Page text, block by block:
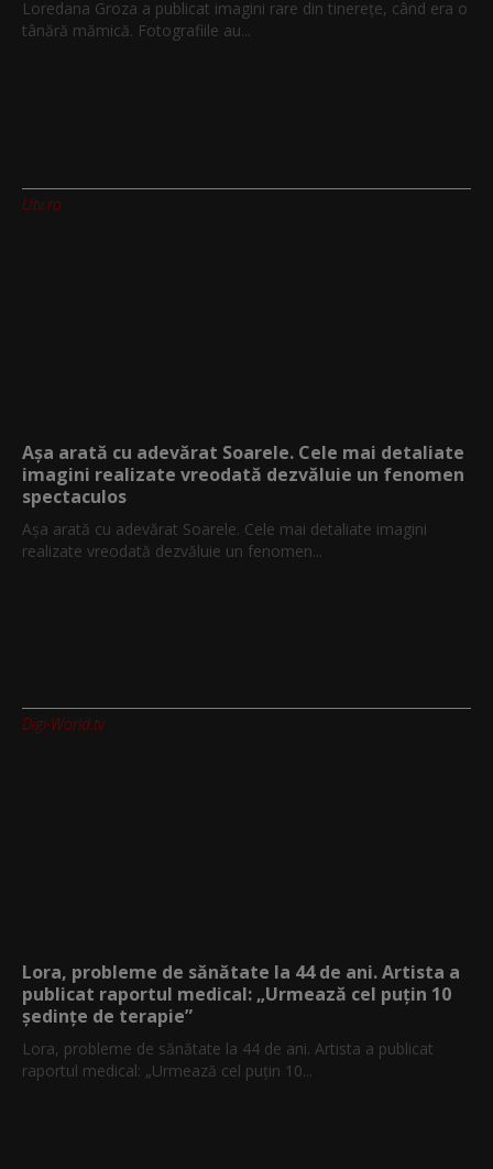
Loredana Groza a publicat imagini rare din tinerețe, când era o
tânără mămică. Fotografiile au...
Utv.ro
Așa arată cu adevărat Soarele. Cele mai detaliate
imagini realizate vreodată dezvăluie un fenomen
spectaculos
Așa arată cu adevărat Soarele. Cele mai detaliate imagini
realizate vreodată dezvăluie un fenomen...
Digi-World.tv
Lora, probleme de sănătate la 44 de ani. Artista a
publicat raportul medical: „Urmează cel puțin 10
ședințe de terapie”
Lora, probleme de sănătate la 44 de ani. Artista a publicat
raportul medical: „Urmează cel puțin 10...